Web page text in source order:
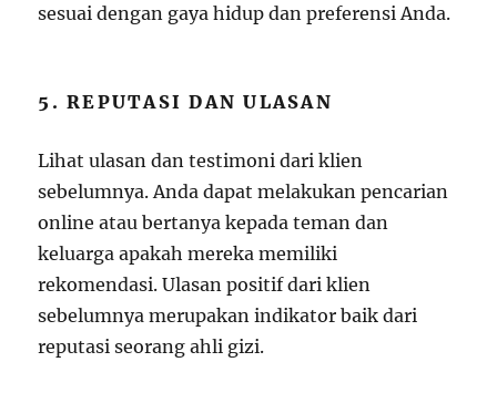
sesuai dengan gaya hidup dan preferensi Anda.
5. REPUTASI DAN ULASAN
Lihat ulasan dan testimoni dari klien
sebelumnya. Anda dapat melakukan pencarian
online atau bertanya kepada teman dan
keluarga apakah mereka memiliki
rekomendasi. Ulasan positif dari klien
sebelumnya merupakan indikator baik dari
reputasi seorang ahli gizi.